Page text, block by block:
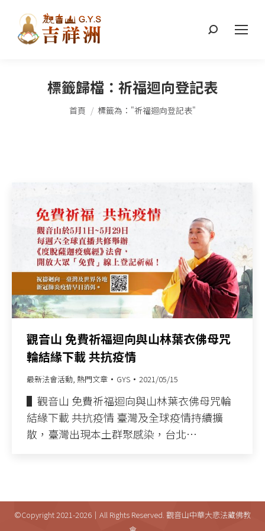
搜
標籤歸檔： 祈福迴向登記表
您在這裡：
首頁 標籤為："祈福迴向登記表"
觀音山 免費祈福迴向與山林葉衣佛母咒
輪結緣下載 共抗疫情
最新法會活動, 熱門文章 GYS 2021/05/15
▌觀音山 免費祈福迴向與山林葉衣佛母咒輪
結緣下載 共抗疫情 臺灣及全球疫情持續擴
散，臺灣出現本土群聚感染，台北…
©Copyright 2021-2026｜All Rights Reserved. 觀音山中華大悲法藏佛教